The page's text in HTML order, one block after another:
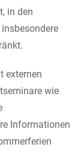
in den
externen
wie
Informationen